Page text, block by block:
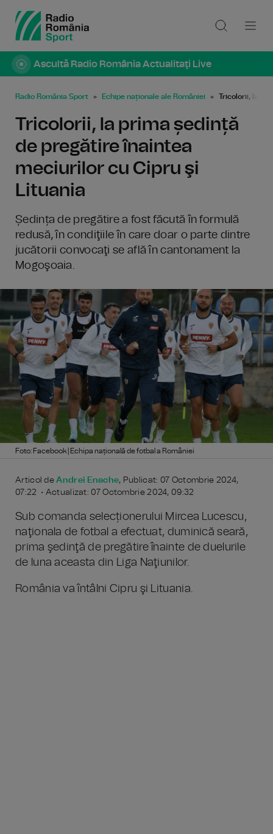
Ascultă Radio România Actualitaţi Live
Radio România Sport Echipe naționale ale României Tricolorii, la
Tricolorii, la prima ședință
de pregătire înaintea
meciurilor cu Cipru şi
Lituania
Ședința de pregătire a fost făcută în formulă
redusă, în condiţiile în care doar o parte dintre
jucătorii convocaţi se află în cantonament la
Mogoşoaia.
Foto: Facebook | Echipa națională de fotbal a României
Articol deAndrei Enache, Publicat: 07 Octombrie 2024,
07:22 • Actualizat: 07 Octombrie 2024, 09:32
Sub comanda selecționerului Mircea Lucescu,
naţionala de fotbal a efectuat, duminică seară,
prima şedinţă de pregătire înainte de duelurile
de luna aceasta din Liga Naţiunilor.
România va întâlni Cipru şi Lituania.